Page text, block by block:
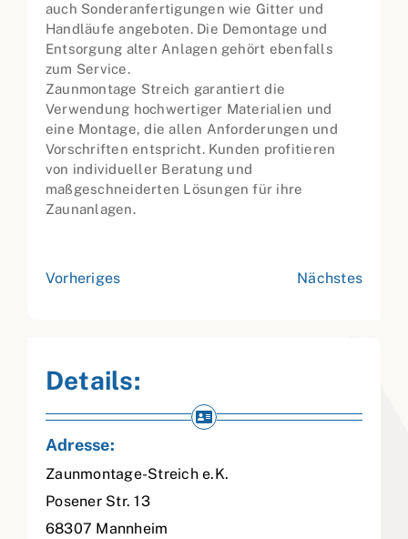
auch Sonderanfertigungen wie Gitter und
Handläufe angeboten. Die Demontage und
Entsorgung alter Anlagen gehört ebenfalls
zum Service.
Zaunmontage Streich garantiert die
Verwendung hochwertiger Materialien und
eine Montage, die allen Anforderungen und
Vorschriften entspricht. Kunden profitieren
von individueller Beratung und
maßgeschneiderten Lösungen für ihre
Zaunanlagen.
Vorheriges Nächstes
Details:
Adresse:
Zaunmontage-Streich e.K.
Posener Str. 13
68307 Mannheim